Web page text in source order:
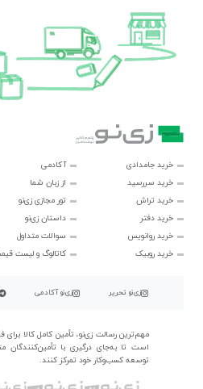
خرید جامدادی
خرید سررسید
خرید تراش
خرید دفتر
خرید روانویس
خرید روبیک
آکادمی
از زبان شما
تور مجازی زی‌نو
داستان زی‌نو
سوالات متداول
کاتالوگ و لیست
زی‌نو تحریر زی‌نو آکادمی
مهم‌ترین رسالت زی‌نو، تأمین کامل کالا برای
است تا به‌جای درگیری با تأمین‌کنندگان
توسعه کسب‌وکار خود تمرکز کنند.